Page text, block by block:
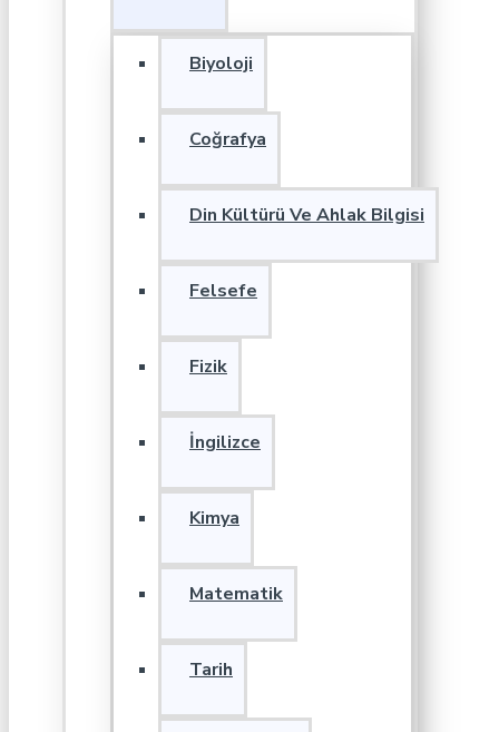
Biyoloji
Coğrafya
Din Kültürü Ve Ahlak Bilgisi
Felsefe
Fizik
İngilizce
Kimya
Matematik
Tarih